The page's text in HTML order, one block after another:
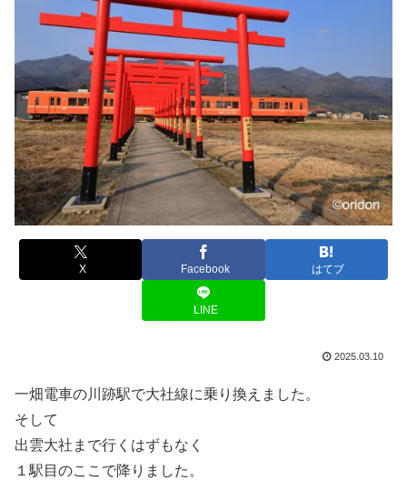
X Facebook はてブ
LINE
2025.03.10
一畑電車の川跡駅で大社線に乗り換えました。
そして
出雲大社まで行くはずもなく
１駅目のここで降りました。